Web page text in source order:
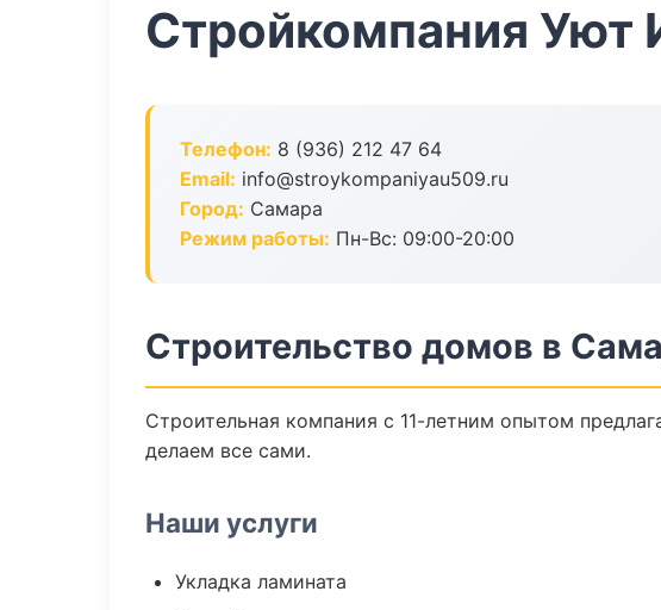
Стройкомпания Уют
Телефон: 8 (936) 212 47 64
Email: info@stroykompaniyau509.ru
Город: Самара
Режим работы: Пн-Вс: 09:00-20:00
Строительство домов в
Строительная компания с 11-летним опытом
делаем все сами.
Наши услуги
Укладка ламината